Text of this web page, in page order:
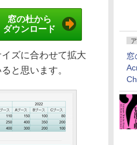
窓の杜から
ダウンロード
ズに合わせて拡大
と思います。